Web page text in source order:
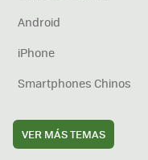
Android
iPhone
Smartphones Chinos
VER MÁS TEMAS